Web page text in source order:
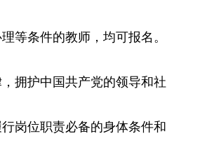
等条件的教师，均可报名。
拥护中国共产党的领导和社
岗位职责必备的身体条件和